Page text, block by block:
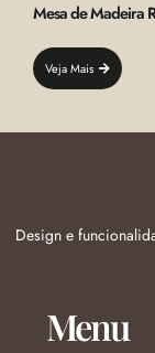
Mesa de Madeira
Veja Mais
Design e
Menu